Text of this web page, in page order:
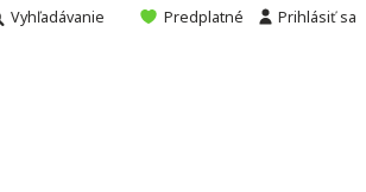
Vyhľadávanie Predplatné Prihlásiť sa